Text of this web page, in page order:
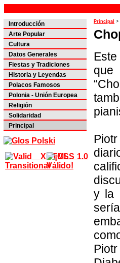
Introducción
Arte Popular
Cultura
Datos Generales
Fiestas y Tradiciones
Historia y Leyendas
Polacos Famosos
Polonia - Unión Europea
Religión
Solidaridad
Principal
Principal >
que
y la